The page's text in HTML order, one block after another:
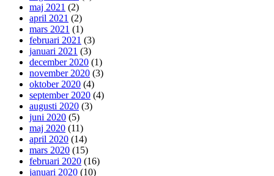
maj 2021 (2)
april 2021 (2)
mars 2021 (1)
februari 2021 (3)
januari 2021 (3)
december 2020 (1)
november 2020 (3)
oktober 2020 (4)
september 2020 (4)
augusti 2020 (3)
juni 2020 (5)
maj 2020 (11)
april 2020 (14)
mars 2020 (15)
februari 2020 (16)
januari 2020 (10)